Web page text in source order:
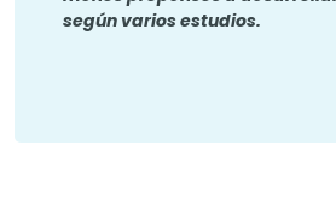
según varios estudios.